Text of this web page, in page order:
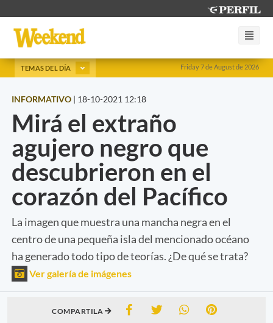
Friday 7 de August de 2026
TEMAS DEL DÍA
INFORMATIVO | 18-10-2021 12:18
Mirá el extraño
agujero negro que
descubrieron en el
corazón del Pacífico
La imagen que muestra una mancha negra en el
centro de una pequeña isla del mencionado océano
ha generado todo tipo de teorías. ¿De qué se trata?
Ver galería de imágenes
COMPARTILA